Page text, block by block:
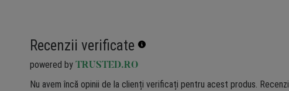
Recenzii verificate
powered by TRUSTED.RO
Nu avem încă opinii de la clienți verificați pentru acest produs.